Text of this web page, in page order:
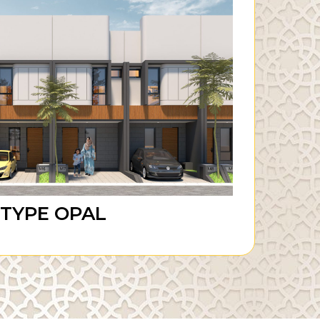
ZAMRUD
TYPE OPAL
Show Unit